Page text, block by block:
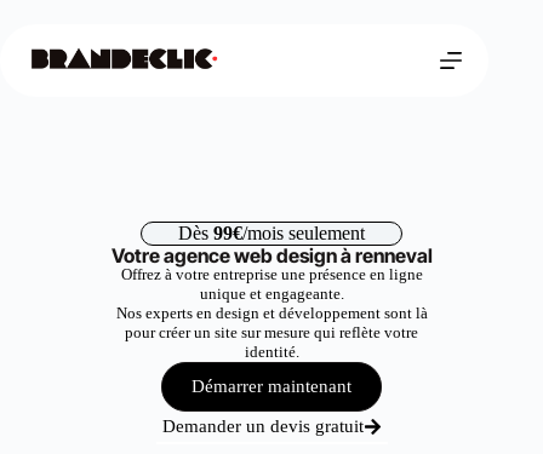
Dès 99€/mois seulement
Votre agence web design à renneval
Offrez à votre entreprise une présence en ligne
unique et engageante.
Nos experts en design et développement sont là
pour créer un site sur mesure qui reflète votre
identité.
Démarrer maintenant
Demander un devis gratuit